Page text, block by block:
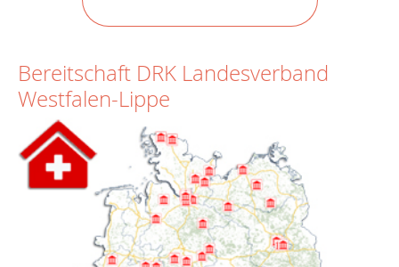
Bereitschaft DRK Landesverband
Westfalen-Lippe